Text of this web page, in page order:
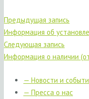
Предыдущая запись
Информация об
Следующая запись
Информация о наличии
— Новости и
— Пресса о нас